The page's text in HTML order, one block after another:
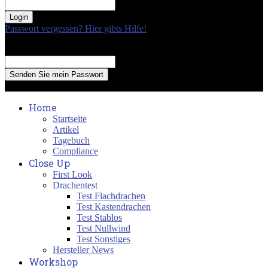
Passwort vergessen? Hier gibts Hilfe!
Home
Startseite
Artikel
Tagebuch
Compliance
Close Up
First Look
Drachentest
Test Flachdrachen
Test Kastendrachen
Test Stablos
Test Nullwind
Test Sonstiges
Hersteller News
Workshop